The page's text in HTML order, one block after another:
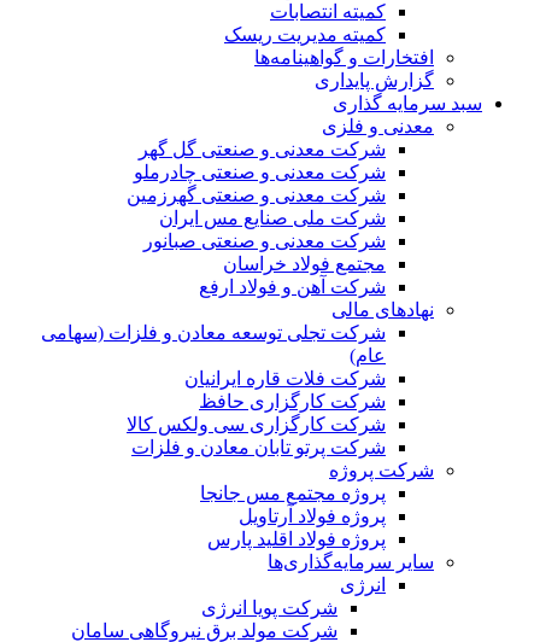
کمیته انتصابات
کمیته مدیریت ریسک
افتخارات و گواهینامه‌ها
گزارش پایداری
سبد سرمایه گذاری
معدنی و فلزی
شرکت معدنی و صنعتی گل گهر
شرکت معدنی و صنعتی چادرملو
شرکت معدنی و صنعتی گهرزمین
شرکت ملی صنایع مس ایران
شرکت معدنی و صنعتی صبانور
مجتمع فولاد خراسان
شرکت آهن و فولاد ارفع
نهادهای مالی
شرکت تجلی توسعه معادن و فلزات (سهامی
عام)
شرکت فلات قاره ایرانیان
شرکت کارگزاری حافظ
شرکت کارگزاری سی ولکس کالا
شرکت پرتو تابان معادن و فلزات
شرکت پروژه
پروژه مجتمع مس جانجا
پروژه فولاد آرتاویل
پروژه فولاد اقلید پارس
سایر سرمایه‌گذاری‌ها
انرژی
شرکت پویا انرژی
شرکت مولد برق نیروگاهی سامان